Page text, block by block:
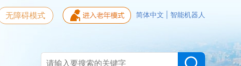
简体中文 智能机器人
无障碍模式